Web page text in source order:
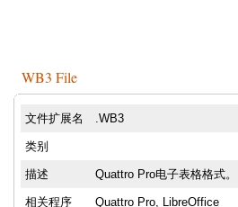
WB3 File
文件扩展名 .WB3
类别
描述 Quattro Pro电子表格格式。
相关程序 Quattro Pro, LibreOffice